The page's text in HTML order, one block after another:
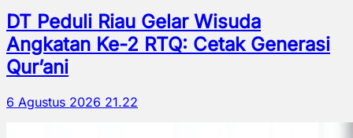
DT Peduli Riau Gelar Wisuda
Angkatan Ke-2 RTQ: Cetak Generasi
Qur’ani
6 Agustus 2026 21.22